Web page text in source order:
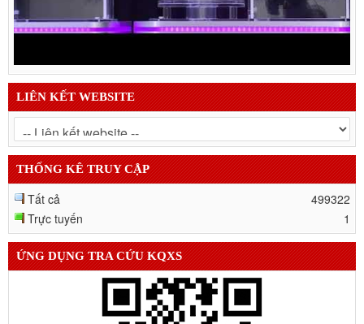
LIÊN KẾT WEBSITE
THỐNG KÊ TRUY CẬP
Tất cả
499322
Trực tuyến
1
ỨNG DỤNG TRA CỨU KQXS